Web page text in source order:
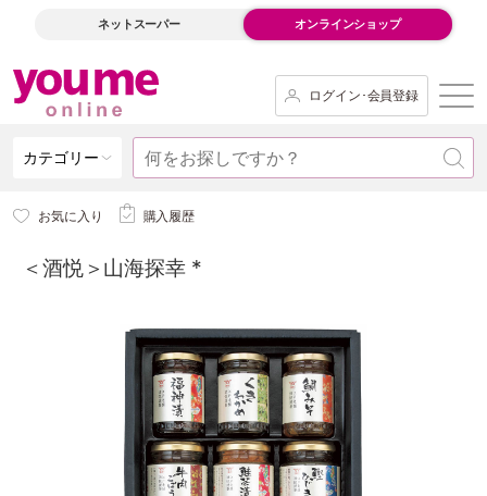
ネットスーパー オンラインショップ
ログイン･会員登録
カテゴリー
お気に入り 購入履歴
＜酒悦＞山海探幸 *